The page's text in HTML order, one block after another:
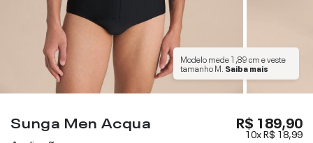
Modelo mede1,89 cme veste
tamanhoM Saiba mais
Sunga Men Acqua R$ 189,90
10xR$ 18,99